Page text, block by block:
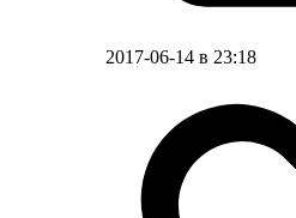
2017-06-14 в 23:18